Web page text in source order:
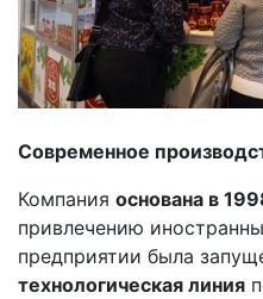
Современное
Компания основана в
привлечению
предприятии была
технологическая линия